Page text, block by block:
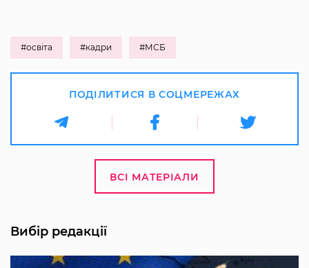
#освіта #кадри #МСБ
ПОДІЛИТИСЯ В СОЦМЕРЕЖАХ
ВСІ МАТЕРІАЛИ
Вибір редакції